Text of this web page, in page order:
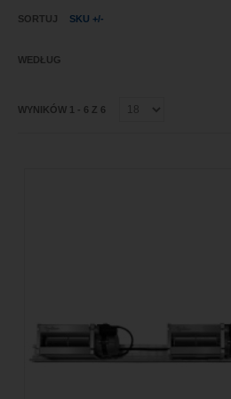
SORTUJ
WEDŁUG
SKU +/-
WYNIKÓW 1 - 6 Z 6